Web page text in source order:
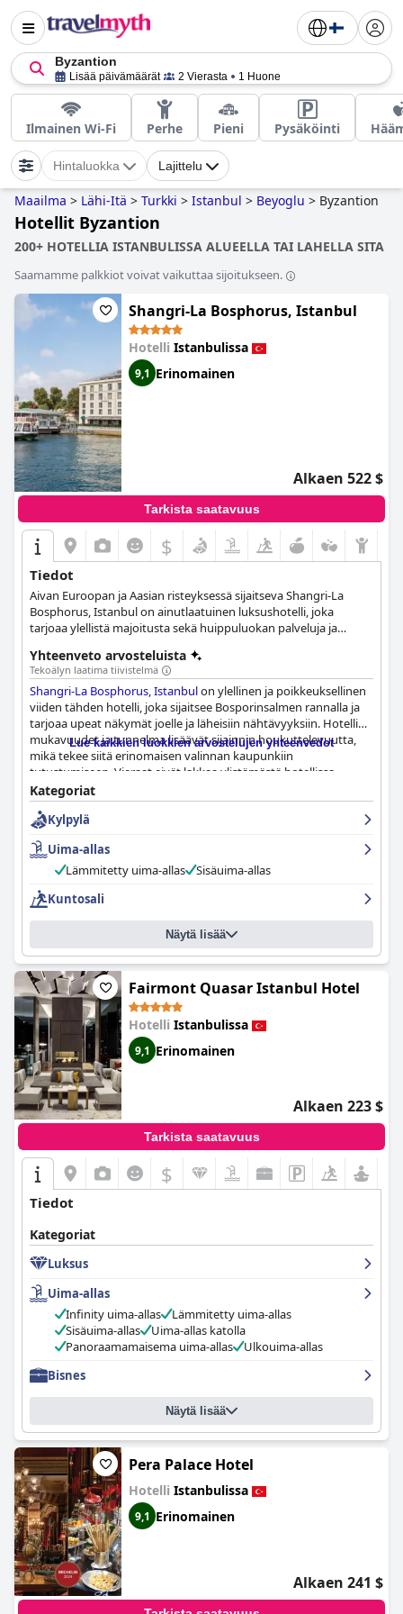
Byzantion
Lisää päivämäärät 2 Vierasta 1 Huone
Ilmainen Wi-Fi Perhe Pieni Pysäköinti
Hintaluokka Lajittelu
Maailma > Lähi-Itä > Turkki > Istanbul > Beyoglu > Byzantion
Hotellit Byzantion
200+ HOTELLIA ISTANBULISSA ALUEELLA TAI LAHELLA SITA
Saamamme palkkiot voivat vaikuttaa sijoitukseen.
Shangri-La Bosphorus, Istanbul
Hotelli Istanbulissa
9,1 Erinomainen
Alkaen 522 $
Tarkista saatavuus
$
Tiedot
Aivan Euroopan ja Aasian risteyksessä sijaitseva Shangri-La
Bosphorus, Istanbul on ainutlaatuinen luksushotelli, joka
tarjoaa ylellistä majoitusta sekä huippuluokan palveluja ja
kaupunginosassa antaa vieraille mahdollisuuden tutustua
kaupunkiin ja sen nähtävyyksiin helposti, ja sen 186 tyylikkäästi
sisustettua ja täysin varustettua huonetta ja sviittiä tarjoavat
vieraille kaiken, mitä he tarvitsevat mahdollisimman
rentouttavaan ja nautinnolliseen oleskeluun. Tässä upeassa
hotellissa on myös virkistäviä kylpylätiloja, erinomaisia
ruokailuvaihtoehtoja ja ylellisiä tapahtuma- ja hääpaikkoja.
Yhteenveto arvosteluista
Tekoälyn laatima tiivistelmä
Shangri-La Bosphorus, Istanbulon ylellinen ja poikkeuksellinen
viiden tähden hotelli, joka sijaitsee Bosporinsalmen rannalla ja
tarjoaa upeat näkymät joelle ja läheisiin nähtävyyksiin. Hotellin
mukavuudet ja tunnelma lisäävät sijainnin houkuttelevuutta,
mikä tekee siitä erinomaisen valinnan kaupunkiin
tutustumiseen. Vieraat eivät lakkaa ylistämästä hotellissa
tarjoiltavaa aamiaista, joka on monipuolinen ja herkullinen.
Huoneet ovat erittäin mukavia, siistejä ja hyvin sisustettuja, ja
jotkut vieraat ovat vaikuttuneita Bosporinsalmen näköalasta.
Henkilökunta on ammattitaitoista, ystävällistä ja erittäin
avuliasta, ja he kiinnittävät aina huomiota pienimpiinkin
yksityiskohtiin. Kylpylätilat saivat ylistäviä arvosteluja vierailta, ja
majoitusta etsivät perheet voivat odottaa lämminhenkistä
tunnelmaa ja ystävällistä henkilökuntaa saapuessaan. Kaiken
Shangri-La Bosphorus, Istanbul
ylellisimmistä hotelleista, jossa voi yöpyä Istanbulin sydämessä,
tarjoten kuninkaallisen kokemuksen, jonka vieraat toivoisivat
kestävän ikuisesti.
Lue kaikkien luokkien arvostelujen yhteenvedot
Kategoriat
Kylpylä
Uima-allas
Lämmitetty uima-allas
Sisäuima-allas
Kuntosali
Näytä lisää
Fairmont Quasar Istanbul Hotel
Hotelli Istanbulissa
9,1 Erinomainen
Alkaen 223 $
Tarkista saatavuus
$
Tiedot
Kategoriat
Luksus
Uima-allas
Infinity uima-allas
Lämmitetty uima-allas
Sisäuima-allas
Uima-allas katolla
Panoraamamaisema uima-allas
Ulkouima-allas
Bisnes
Näytä lisää
Pera Palace Hotel
Hotelli Istanbulissa
9,1 Erinomainen
Alkaen 241 $